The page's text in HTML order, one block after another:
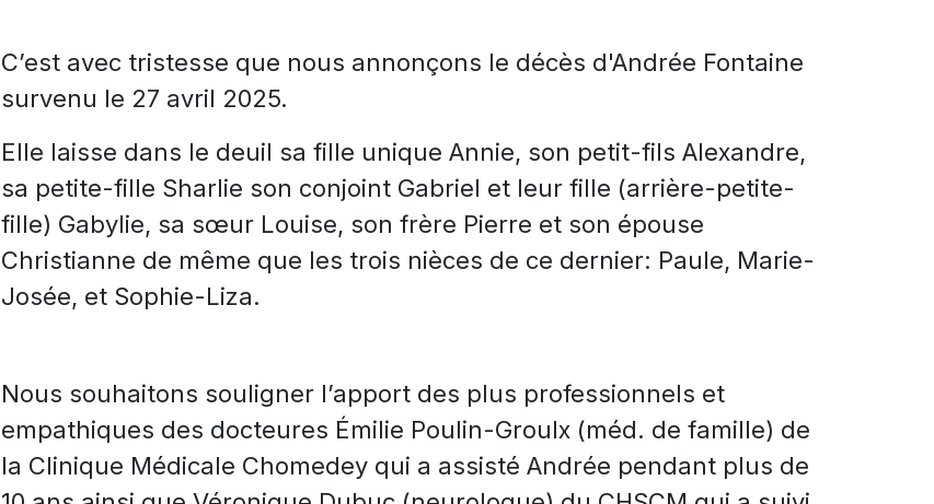
C’est avec tristesse que nous annonçons le décès d'Andrée Fontaine
survenu le 27 avril 2025.
Elle laisse dans le deuil sa fille unique Annie, son petit-fils Alexandre,
sa petite-fille Sharlie son conjoint Gabriel et leur fille (arrière-petite-
fille) Gabylie, sa sœur Louise, son frère Pierre et son épouse
Christianne de même que les trois nièces de ce dernier: Paule, Marie-
Josée, et Sophie-Liza.
Nous souhaitons souligner l’apport des plus professionnels et
empathiques des docteures Émilie Poulin-Groulx (méd. de famille) de
la Clinique Médicale Chomedey qui a assisté Andrée pendant plus de